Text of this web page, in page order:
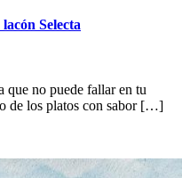
Selecta
que no puede fallar en tu
de los platos con sabor […]